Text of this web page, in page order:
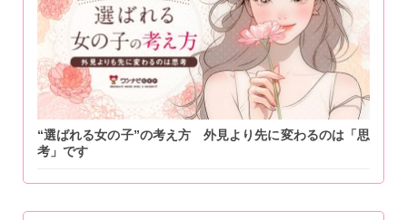
“選ばれる女の子”の考え方 外見より先に変わるのは「思
考」です